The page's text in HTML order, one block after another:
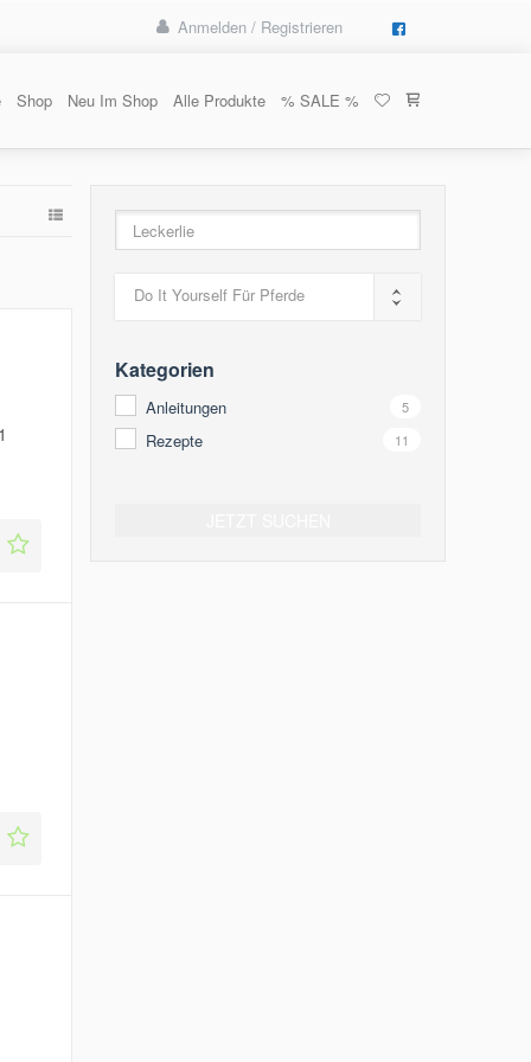
Anmelden / Registrieren
Shop Neu Im Shop Alle Produkte % SALE %
Do It Yourself Für Pferde
Kategorien
Anleitungen 5
Rezepte 11